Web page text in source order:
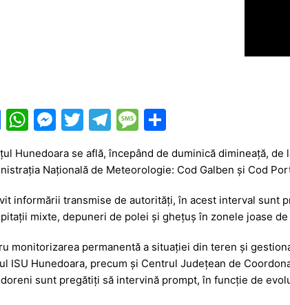
F
c
b
o
o
k
W
at
s
A
p
p
M
s
s
e
n
g
er
T
w
itt
T
el
e
a
m
M
e
s
a
g
e
P
ta
a
z
ă
Hunedoara se află, începând de duminică dimineață,
Națională de Meteorologie: Cod Galben și Cod
informării transmise de autorități, în acest interval sunt
mixte, depuneri de polei și ghețuș în zonele joase
monitorizarea permanentă a situației din teren și
ISU Hunedoara, precum și Centrul Județean de
sunt pregătiți să intervină prompt, în funcție de